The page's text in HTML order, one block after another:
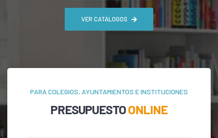
VER CATÁLOGOS
PARA COLEGIOS, AYUNTAMIENTOS E INSTITUCIONES
PRESUPUESTOONLINE